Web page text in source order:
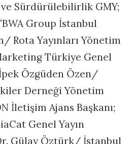
Sürdürülebilirlik GMY;
Group İstanbul
Rota Yayınları Yönetim
Türkiye Genel
Özgüden Özen/
Derneği Yönetim
İletişim Ajans Başkanı;
Genel Yayın
Gülay Öztürk/ İstanbul